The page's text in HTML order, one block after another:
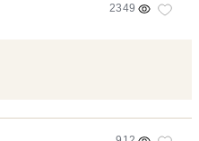
2349